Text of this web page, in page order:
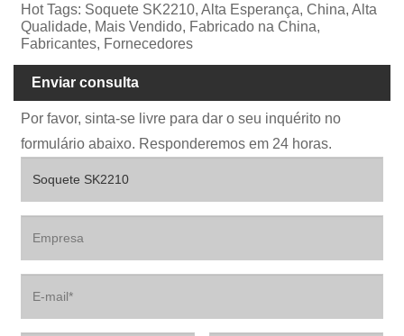
Hot Tags: Soquete SK2210, Alta Esperança, China, Alta
Qualidade, Mais Vendido, Fabricado na China,
Fabricantes, Fornecedores
Enviar consulta
Por favor, sinta-se livre para dar o seu inquérito no
formulário abaixo. Responderemos em 24 horas.